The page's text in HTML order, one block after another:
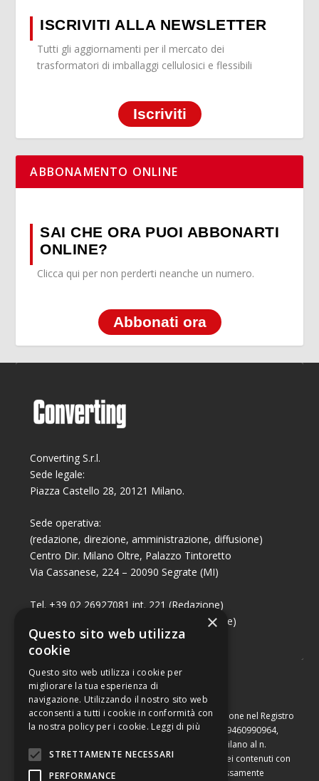
ISCRIVITI ALLA NEWSLETTER
Tutti gli aggiornamenti per il mercato dei
trasformatori di imballaggi cellulosici e flessibili
Iscriviti
ABBONAMENTO ONLINE
SAI CHE ORA PUOI ABBONARTI
ONLINE?
Clicca qui per non perderti neanche un numero.
Abbonati ora
Converting S.r.l.
Sede legale:
Piazza Castello 28, 20121 Milano.
Sede operativa:
(redazione, direzione, amministrazione, diffusione)
Centro Dir. Milano Oltre, Palazzo Tintoretto
Via Cassanese, 224 – 20090 Segrate (MI)
Tel. +39 02 26927081 int. 221 (Redazione)
Tel. +39 02 26927081 int. 224 (Commerciale)
Fax +39 02 26951006
Capitale sociale di Euro 10.000,00 – Numero di iscrizione nel Registro
delle Imprese di Milano, partita Iva e codice fiscale 09460990964,
iscritta al Repertorio Economico Amministrativo di Milano al n.
2091710. È vietata la riproduzione, anche parziale, dei contenuti con
qualsiasi mezzo, compresa la stampa, se non espressamente
×
Questo sito web utilizza
cookie
Questo sito web utilizza i cookie per
migliorare la tua esperienza di
navigazione. Utilizzando il nostro sito web
acconsenti a tutti i cookie in conformità con
la nostra policy per i cookie. Leggi di più
STRETTAMENTE NECESSARI
PERFORMANCE